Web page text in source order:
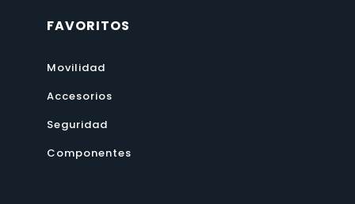
FAVORITOS
Movilidad
Accesorios
Seguridad
Componentes